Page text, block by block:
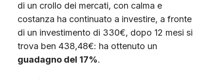
di un crollo dei mercati, con calma e
costanza ha continuato a investire, a fronte
di un investimento di 330€, dopo 12 mesi si
trova ben 438,48€: ha ottenuto un
guadagno del 17%.